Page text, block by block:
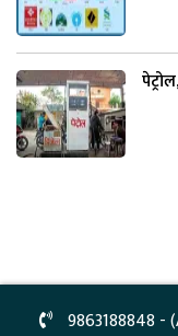
9863188848 -